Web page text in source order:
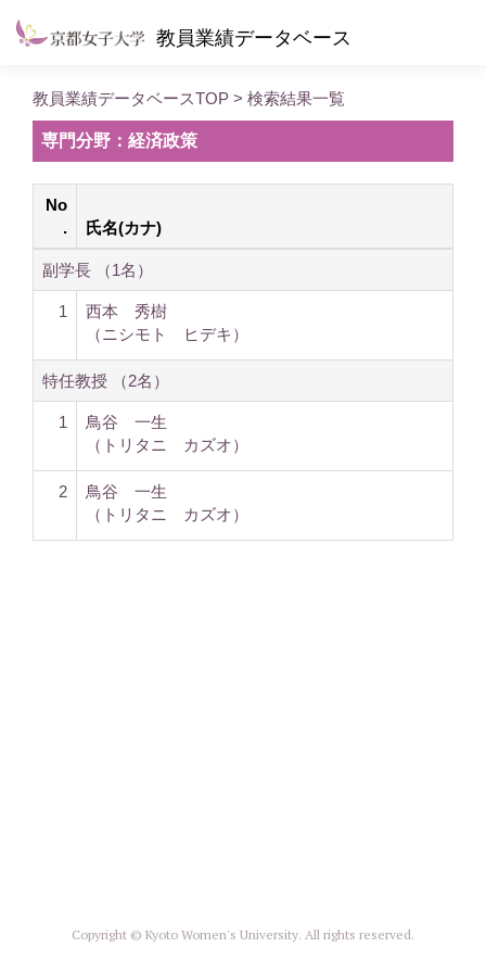
教員業績データベース
教員業績データベースTOP > 検索結果一覧
専門分野：経済政策
No
.
氏名(カナ)
副学長 （1名）
1
西本 秀樹
（ニシモト ヒデキ）
特任教授 （2名）
1
鳥谷 一生
（トリタニ カズオ）
2
鳥谷 一生
（トリタニ カズオ）
Copyright © Kyoto Women's University. All rights reserved.